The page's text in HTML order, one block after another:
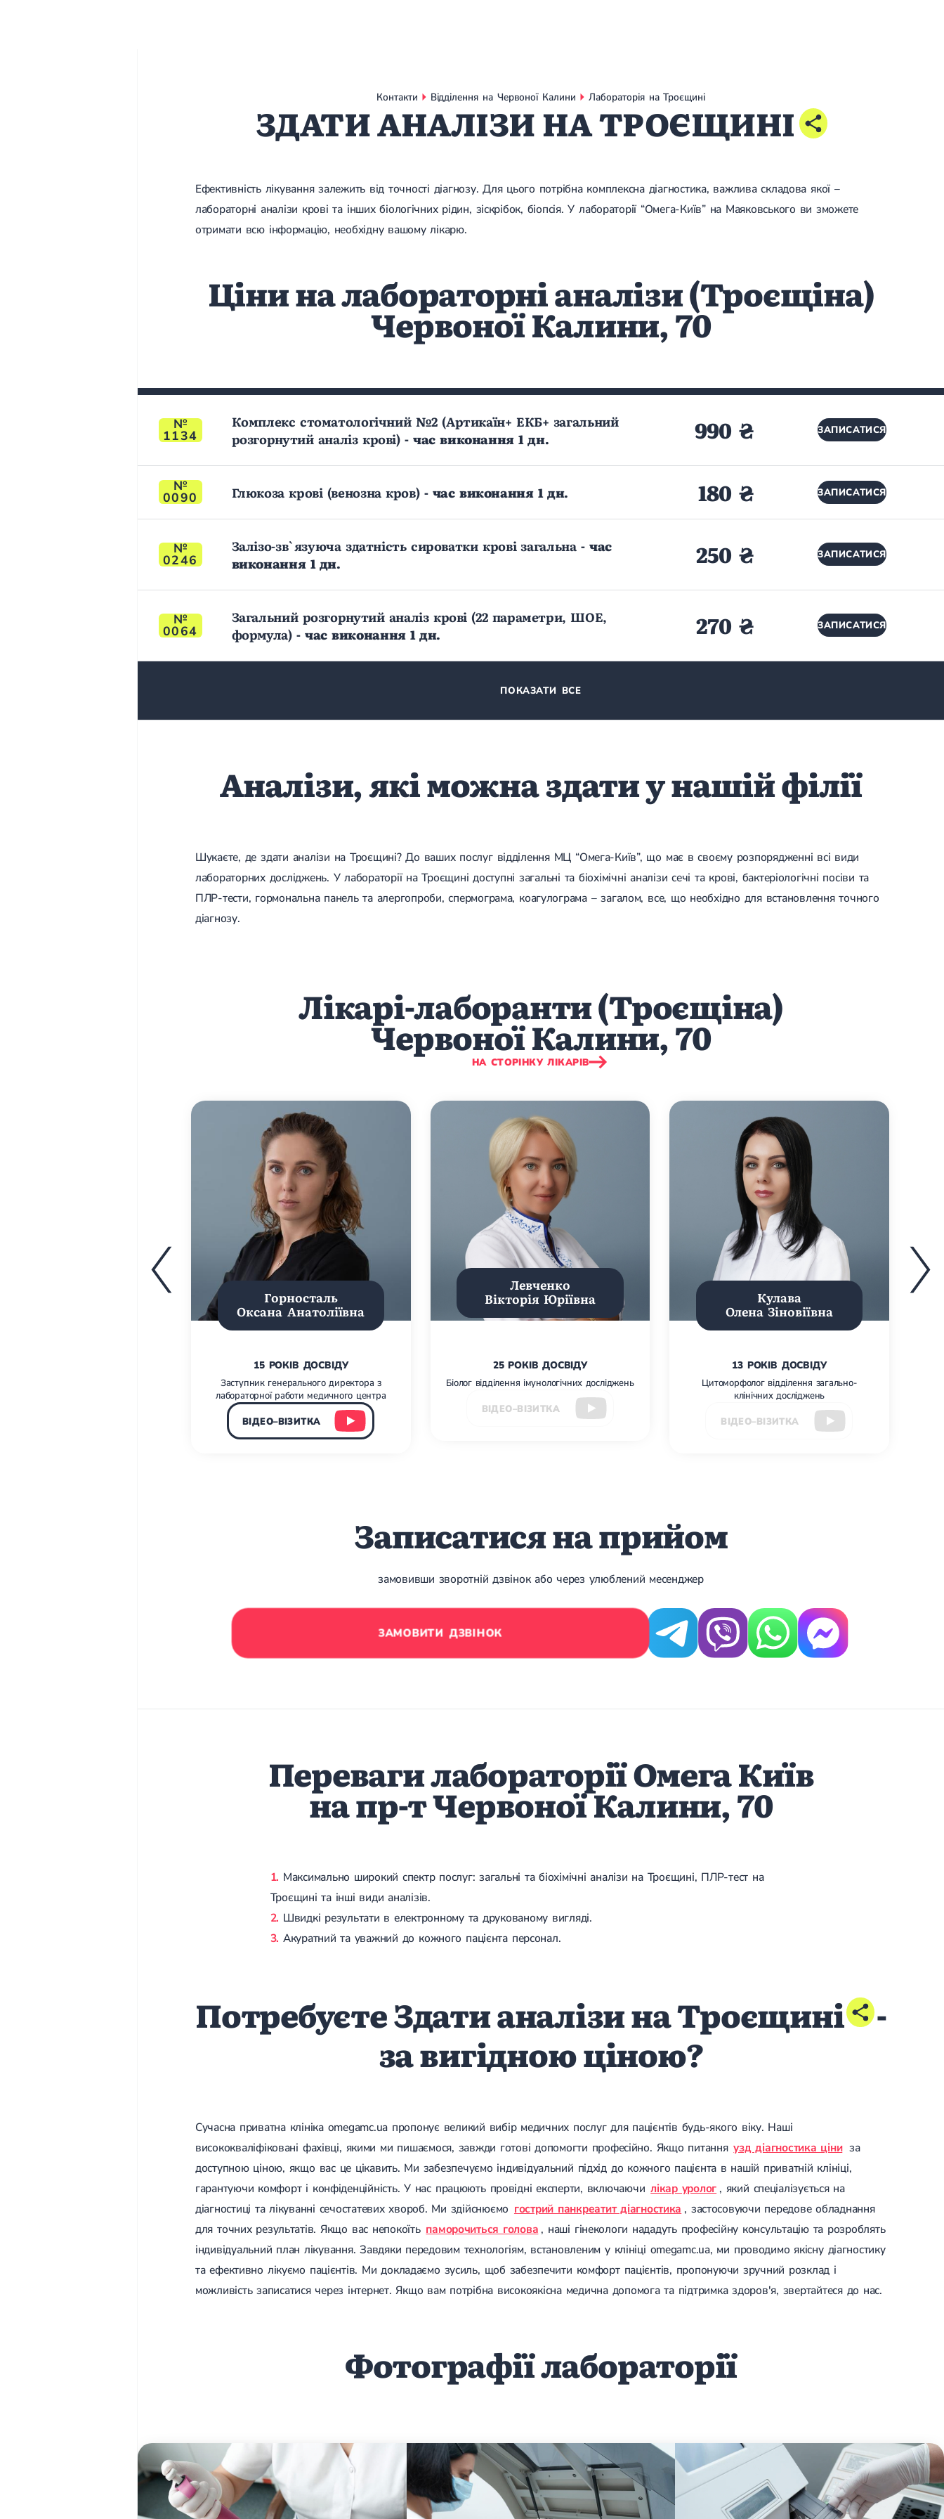
Контакти Відділення на Червоної Калини Лабораторія на Троєщині
ЗДАТИ АНАЛІЗИ НА ТРОЄЩИНІ
Ефективність лікування залежить від точності діагнозу. Для цього потрібна комплексна діагностика, важлива складова якої –
лабораторні аналізи крові та інших біологічних рідин, зіскрібок, біопсія. У лабораторії “Омега-Київ” на Маяковського ви зможете
отримати всю інформацію, необхідну вашому лікарю.
Ціни на лабораторні аналізи (Троєщіна)
Червоної Калини, 70
1134
Комплекс стоматологічний №2 (Артикаїн+ ЕКБ+ загальний
розгорнутий аналiз кровi)- час виконання 1 дн. 990 ₴ ЗАПИСАТИСЯ
0090 Глюкоза крові (венозна кров) - час виконання 1 дн. 180 ₴ ЗАПИСАТИСЯ
0246
Залізо-зв`язуюча здатність сироватки крові загальна - час
виконання 1 дн.
250 ₴ ЗАПИСАТИСЯ
0064
Загальний розгорнутий аналіз крові (22 параметри, ШОЕ,
формула) - час виконання 1 дн. 270 ₴ ЗАПИСАТИСЯ
ПОКАЗАТИ ВСЕ
Аналізи, які можна здати у нашій філії
Шукаєте, де здати аналізи на Троєщині? До ваших послуг відділення МЦ “Омега-Київ”, що має в своєму розпорядженні всі види
лабораторних досліджень. У лабораторії на Троєщині доступні загальні та біохімічні аналізи сечі та крові, бактеріологічні посіви та
ПЛР-тести, гормональна панель та алергопроби, спермограма, коагулограма – загалом, все, що необхідно для встановлення точного
діагнозу.
Лікарі-лаборанти (Троєщіна)
Червоної Калини, 70
НА СТОРІНКУ ЛІКАРІВ
Горносталь
Оксана Анатоліївна
15 РОКІВ ДОСВІДУ
Заступник генерального директора з
лабораторної работи медичного центра
ВІДЕО–ВІЗИТКА
Левченко
Вікторія Юріївна
25 РОКІВ ДОСВІДУ
Біолог відділення імунологічних досліджень
ВІДЕО–ВІЗИТКА
Кулава
Олена Зіновіївна
13 РОКІВ ДОСВІДУ
Цитоморфолог відділення загально-
клінічних досліджень
ВІДЕО–ВІЗИТКА
Записатися на прийом
замовивши зворотній дзвінок або через улюблений месенджер
ЗАМОВИТИ ДЗВІНОК
Переваги лабораторії Омега Київ
на пр-т Червоної Калини, 70
Максимально широкий спектр послуг: загальні та біохімічні аналізи на Троєщині, ПЛР-тест на
Троєщині та інші види аналізів.
Швидкі результати в електронному та друкованому вигляді.
Акуратний та уважний до кожного пацієнта персонал.
Потребуєте Здати аналізи на Троєщині
-
за вигідною ціною?
Сучасна приватна клініка omegamc.ua пропонує великий вибір медичних послуг для пацієнтів будь-якого віку. Наші
висококваліфіковані фахівці, якими ми пишаємося, завжди готові допомогти професійно. Якщо питання узд діагностика ціни за
доступною ціною, якщо вас це цікавить. Ми забезпечуємо індивідуальний підхід до кожного пацієнта в нашій приватній клініці,
гарантуючи комфорт і конфіденційність. У нас працюють провідні експерти, включаючи лікар уролог , який спеціалізується на
діагностиці та лікуванні сечостатевих хвороб. Ми здійснюємо гострий панкреатит діагностика , застосовуючи передове обладнання
для точних результатів. Якщо вас непокоїть паморочиться голова , наші гінекологи нададуть професійну консультацію та розроблять
індивідуальний план лікування. Завдяки передовим технологіям, встановленим у клініці omegamc.ua, ми проводимо якісну діагностику
та ефективно лікуємо пацієнтів. Ми докладаємо зусиль, щоб забезпечити комфорт пацієнтів, пропонуючи зручний розклад і
можливість записатися через інтернет. Якщо вам потрібна високоякісна медична допомога та підтримка здоров'я, звертайтеся до нас.
Фотографії лабораторії